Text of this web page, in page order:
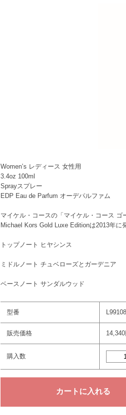
Women’s レディース 女性用
3.4oz 100ml
Sprayスプレー
EDP Eau de Parfum オーデパルファム
マイケル・コースの「マイケル・コース ゴ
Michael Kors Gold Luxe Editionは2013年に
トップノート ヒヤシンス
ミドルノート チュベローズとガーデニア
ベースノート サンダルウッド
型番 L99108
販売価格
購入数